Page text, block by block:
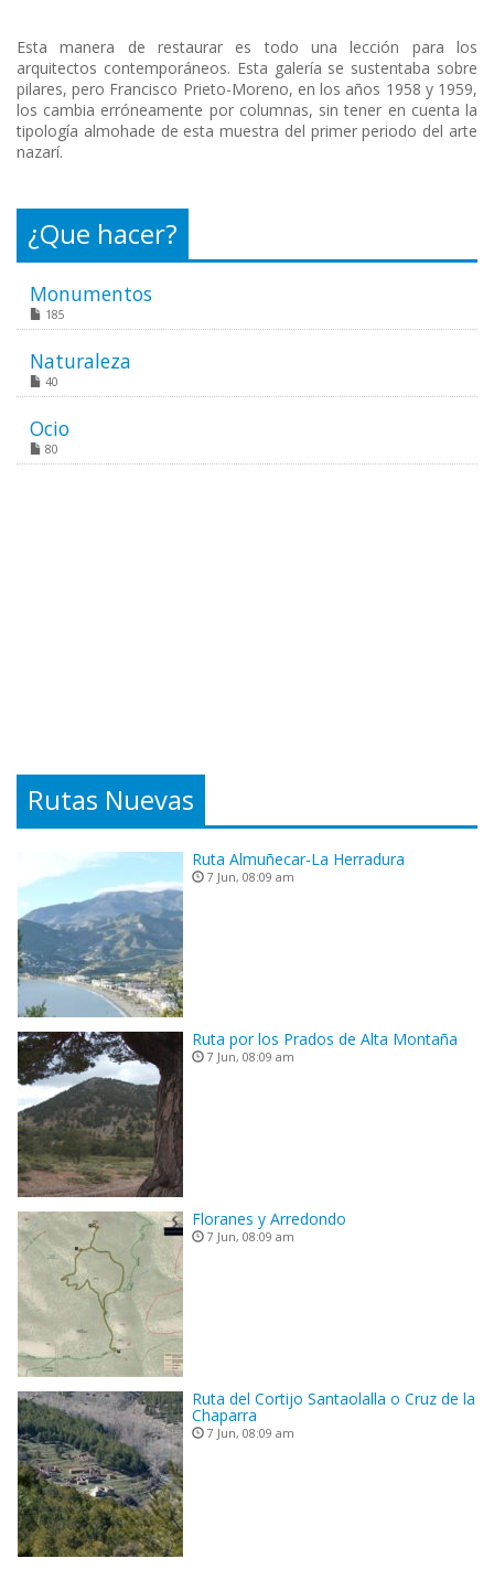
Esta manera de restaurar es todo una lección para los
arquitectos contemporáneos. Esta galería se sustentaba sobre
pilares, pero Francisco Prieto-Moreno, en los años 1958 y 1959,
los cambia erróneamente por columnas, sin tener en cuenta la
tipología almohade de esta muestra del primer periodo del arte
nazarí.
¿Que hacer?
Monumentos
185
Naturaleza
40
Ocio
80
Rutas Nuevas
Ruta Almuñecar-La Herradura
7 Jun, 08:09 am
Ruta por los Prados de Alta Montaña
7 Jun, 08:09 am
Floranes y Arredondo
7 Jun, 08:09 am
Ruta del Cortijo Santaolalla o Cruz de la
Chaparra
7 Jun, 08:09 am